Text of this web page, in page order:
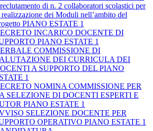
di n. 2 collaboratori scolastici per
realizzazione dei Moduli nell’ambito del
PIANO ESTATE 1
INCARICO DOCENTE DI
PIANO ESTATE 1
COMMISSIONE DI
DEI CURRICULA DEI
A SUPPORTO DEL PIANO
1
NOMINA COMMISSIONE PER
SELEZIONE DI DOCENTI ESPERTI E
PIANO ESTATE 1
SELEZIONE DOCENTE PER
OPERATIVO PIANO ESTATE 1